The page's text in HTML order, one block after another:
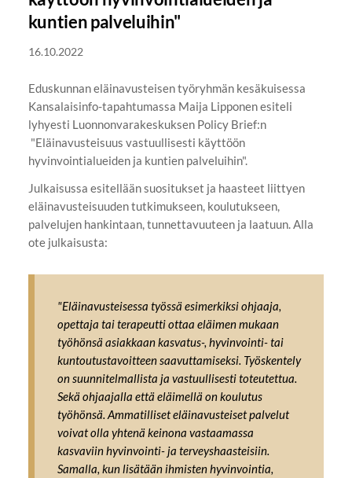
kuntien palveluihin"
16.10.2022
Eduskunnan eläinavusteisen työryhmän kesäkuisessa
Kansalaisinfo-tapahtumassa Maija Lipponen esiteli
lyhyesti Luonnonvarakeskuksen Policy Brief:n
"Eläinavusteisuus vastuullisesti käyttöön
hyvinvointialueiden ja kuntien palveluihin".
Julkaisussa esitellään suositukset ja haasteet liittyen
eläinavusteisuuden tutkimukseen, koulutukseen,
palvelujen hankintaan, tunnettavuuteen ja laatuun. Alla
ote julkaisusta:
"Eläinavusteisessa työssä esimerkiksi ohjaaja,
opettaja tai terapeutti ottaa eläimen mukaan
työhönsä asiakkaan kasvatus-, hyvinvointi- tai
kuntoutustavoitteen saavuttamiseksi. Työskentely
on suunnitelmallista ja vastuullisesti toteutettua.
Sekä ohjaajalla että eläimellä on koulutus
työhönsä. Ammatilliset eläinavusteiset palvelut
voivat olla yhtenä keinona vastaamassa
kasvaviin hyvinvointi- ja terveyshaasteisiin.
Samalla, kun lisätään ihmisten hyvinvointia,